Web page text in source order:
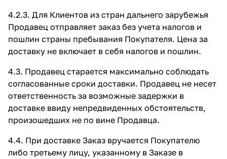
4.2.3. Для Клиентов из стран дальнего зарубежья
Продавец отправляет заказ без учета налогов и
пошлин страны пребывания Покупателя. Цена за
доставку не включает в себя налогов и пошлин.
4.3. Продавец старается максимально соблюдать
согласованные сроки доставки. Продавец не несет
ответственность за возможные задержки в
доставке ввиду непредвиденных обстоятельств,
произошедших не по вине Продавца.
4.4. При доставке Заказ вручается Покупателю
либо третьему лицу, указанному в Заказе в